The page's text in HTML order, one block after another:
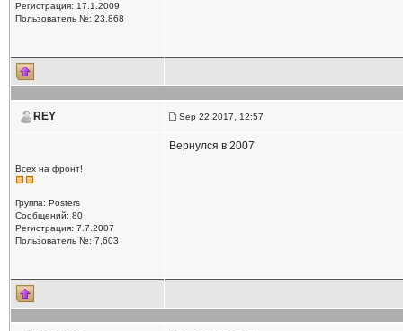
Регистрация: 17.1.2009
Пользователь №: 23,868
REY Sep 22 2017, 12:57
Всех на фронт!
Группа: Posters
Сообщений: 80
Регистрация: 7.7.2007
Пользователь №: 7,603
Вернулся в 2007